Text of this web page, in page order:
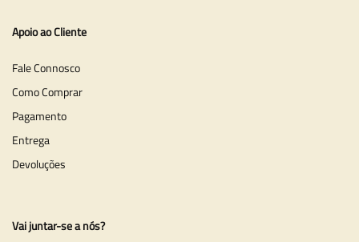
Apoio ao Cliente
Fale Connosco
Como Comprar
Pagamento
Entrega
Devoluções
Vai juntar-se a nós?